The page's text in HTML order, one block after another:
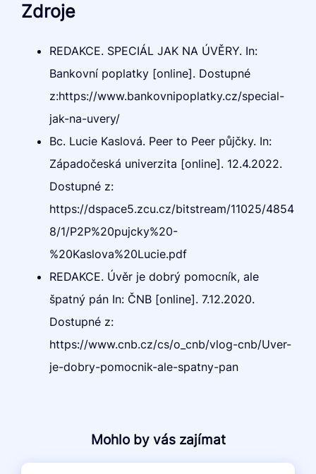
Zdroje
REDAKCE. SPECIÁL JAK NA ÚVĚRY. In:
Bankovní poplatky [online]. Dostupné
z:https://www.bankovnipoplatky.cz/special-
jak-na-uvery/
Bc. Lucie Kaslová. Peer to Peer půjčky. In:
Západočeská univerzita [online]. 12.4.2022.
Dostupné z:
https://dspace5.zcu.cz/bitstream/11025/4854
8/1/P2P%20pujcky%20-
%20Kaslova%20Lucie.pdf
REDAKCE. Úvěr je dobrý pomocník, ale
špatný pán In: ČNB [online]. 7.12.2020.
Dostupné z:
https://www.cnb.cz/cs/o_cnb/vlog-cnb/Uver-
je-dobry-pomocnik-ale-spatny-pan
Mohlo by vás zajímat